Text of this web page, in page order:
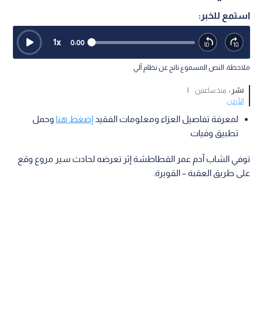
استمع للخبر:
0:00
1x
ملاحظة: النص المسموع ناتج عن نظام آلي
نشر : منذ ساعتين
الأردن
لمعرفة تفاصيل العزاء ومعلومات الفقيدإضغط هنا وحمل
تطبيق وفيات
توفي الشاب آدم عمر القطاطشة إثر تعرضه لحادث سير مروع وقع
على طريق العقبة – القويرة.